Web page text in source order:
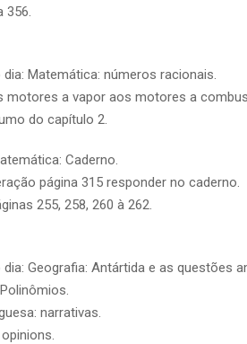
356.
Matemática: números racionais.
motores a vapor aos motores a
do capítulo 2.
Caderno.
página 315 responder no caderno.
255, 258, 260 à 262.
Geografia: Antártida e as questões
narrativas.